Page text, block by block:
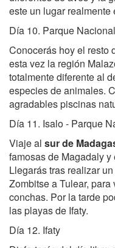
este un lugar
Día 10. Parque
Conocerás hoy el resto
esta vez la región
totalmente diferente al
especies de animales.
agradables piscinas
Día 11. Isalo - Parque
Viaje al sur de
famosas de Magadaly
Llegarás tras realizar
Zombitse a Tulear,
conchas. Por la tarde
las playas de Ifaty.
Día 12. Ifaty